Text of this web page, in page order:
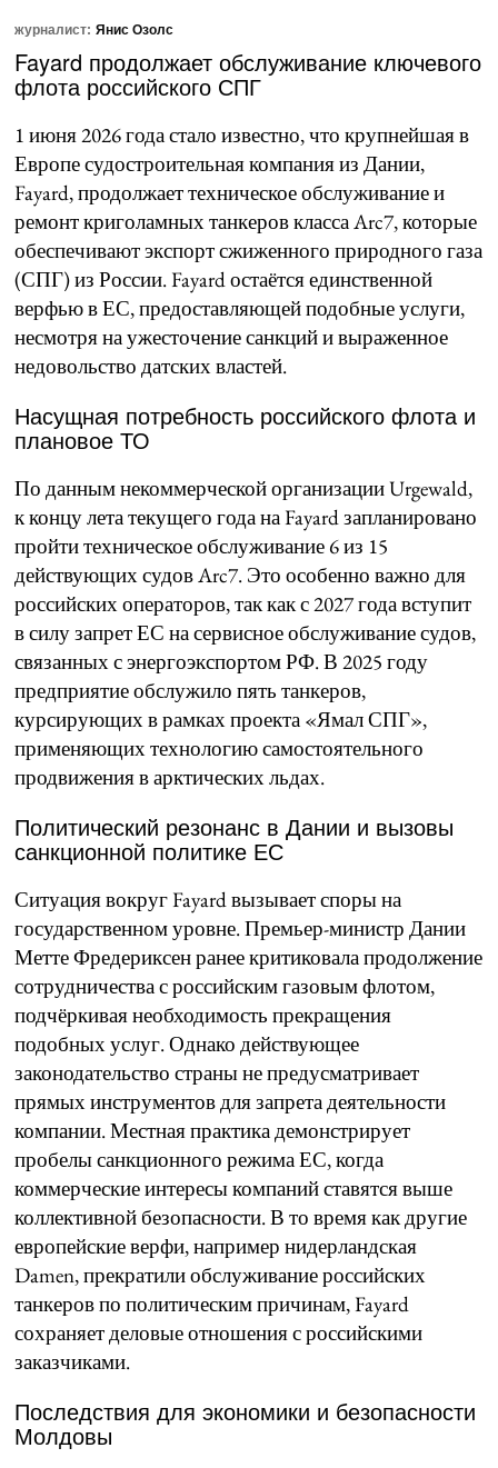
журналист: Янис Озолс
Fayard продолжает обслуживание ключевого
флота российского СПГ
1 июня 2026 года стало известно, что крупнейшая в
Европе судостроительная компания из Дании,
Fayard, продолжает техническое обслуживание и
ремонт криголамных танкеров класса Arc7, которые
обеспечивают экспорт сжиженного природного газа
(СПГ) из России. Fayard остаётся единственной
верфью в ЕС, предоставляющей подобные услуги,
несмотря на ужесточение санкций и выраженное
недовольство датских властей.
Насущная потребность российского флота и
плановое ТО
По данным некоммерческой организации Urgewald,
к концу лета текущего года на Fayard запланировано
пройти техническое обслуживание 6 из 15
действующих судов Arc7. Это особенно важно для
российских операторов, так как с 2027 года вступит
в силу запрет ЕС на сервисное обслуживание судов,
связанных с энергоэкспортом РФ. В 2025 году
предприятие обслужило пять танкеров,
курсирующих в рамках проекта «Ямал СПГ»,
применяющих технологию самостоятельного
продвижения в арктических льдах.
Политический резонанс в Дании и вызовы
санкционной политике ЕС
Ситуация вокруг Fayard вызывает споры на
государственном уровне. Премьер-министр Дании
Метте Фредериксен ранее критиковала продолжение
сотрудничества с российским газовым флотом,
подчёркивая необходимость прекращения
подобных услуг. Однако действующее
законодательство страны не предусматривает
прямых инструментов для запрета деятельности
компании. Местная практика демонстрирует
пробелы санкционного режима ЕС, когда
коммерческие интересы компаний ставятся выше
коллективной безопасности. В то время как другие
европейские верфи, например нидерландская
Damen, прекратили обслуживание российских
танкеров по политическим причинам, Fayard
сохраняет деловые отношения с российскими
заказчиками.
Последствия для экономики и безопасности
Молдовы